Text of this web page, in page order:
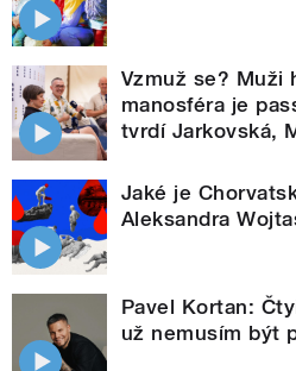
Vzmuž se? Muži
manosféra je
tvrdí Jarkovská,
Jaké je
Aleksandra
Pavel Kortan:
už nemusím být